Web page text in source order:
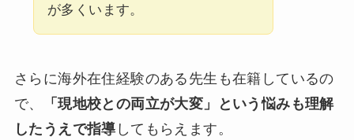
が多くいます。
さらに海外在住経験のある先生も在籍しているの
で、
「現地校との両立が大変」という悩みも理解
したうえで指導 してもらえます。